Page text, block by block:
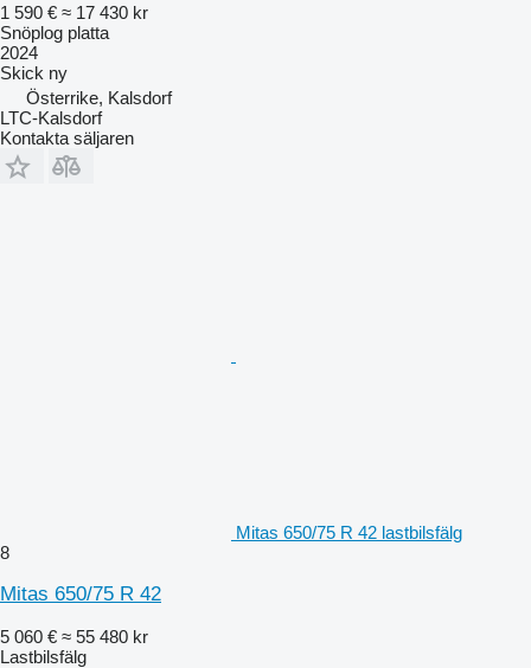
1 590 € ≈ 17 430 kr
Snöplog platta
2024
Skick ny
Österrike, Kalsdorf
LTC-Kalsdorf
Kontakta säljaren
Mitas 650/75 R 42 lastbilsfälg
8
Mitas 650/75 R 42
5 060 € ≈ 55 480 kr
Lastbilsfälg